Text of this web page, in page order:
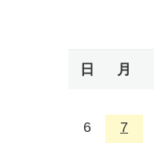
日 月
6
7